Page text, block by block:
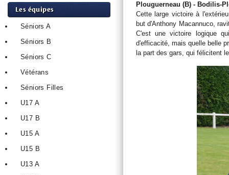
Les équipes
Séniors A
Séniors B
Séniors C
Vétérans
Séniors Filles
U17 A
U17 B
U15 A
U15 B
U13 A
Plouguerneau (B) - Bodilis-
Cette large victoire à
but d'Anthony Macannuco,
C'est une victoire logique
d'efficacité, mais quelle belle
la part des gars, qui félicitent